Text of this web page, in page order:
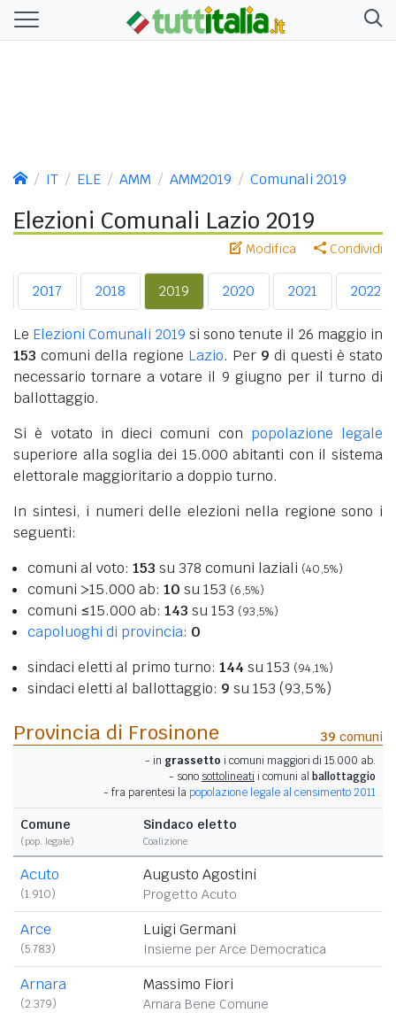
IT ELE AMM AMM2019 Comunali 2019
Elezioni Comunali Lazio 2019
Modifica Condividi
2017 2018 2019 2020 2021 2022
Le Elezioni Comunali 2019 si sono tenute il 26 maggio in
153 comuni della regione Lazio. Per 9 di questi è stato
necessario tornare a votare il 9 giugno per il turno di
ballottaggio.
Si è votato in dieci comuni con popolazione legale
superiore alla soglia dei 15.000 abitanti con il sistema
elettorale maggioritario a doppio turno.
In sintesi, i numeri delle elezioni nella regione sono i
seguenti:
comuni al voto: 153 su 378 comuni laziali (40,5%)
comuni >15.000 ab: 10 su 153 (6,5%)
comuni ≤15.000 ab: 143 su 153 (93,5%)
capoluoghi di provincia: 0
sindaci eletti al primo turno: 144 su 153 (94,1%)
sindaci eletti al ballottaggio: 9 su 153 (93,5%)
Provincia di Frosinone 39 comuni
- in grassetto i comuni maggiori di 15.000 ab.
- sono sottolineati i comuni al ballottaggio
- fra parentesi la popolazione legale al censimento 2011
Comune
(pop. legale)
Sindaco eletto
Coalizione
Acuto
(1.910)
Augusto Agostini
Progetto Acuto
Arce
(5.783)
Luigi Germani
Insieme per Arce Democratica
Arnara
(2.379)
Massimo Fiori
Arnara Bene Comune